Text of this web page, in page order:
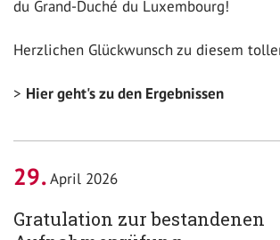
du Grand-Duché du Luxembourg!
Herzlichen Glückwunsch zu diesem
Hier geht's zu den Ergebnissen
29 April 2026
Gratulation zur bestandenen